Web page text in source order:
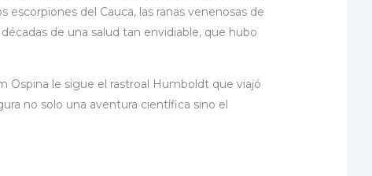
del Cauca, las ranas venenosas de
de una salud tan envidiable, que hubo
Ospina le sigue el rastroal Humboldt que viajó
no solo una aventura científica sino el